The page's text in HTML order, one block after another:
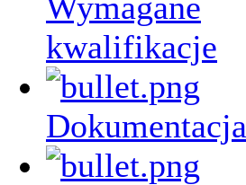
kwalifikacje
Dokumentacja